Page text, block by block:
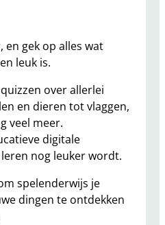
en gek op alles wat
leuk is.
over allerlei
en dieren tot vlaggen,
veel meer.
digitale
nog leuker wordt.
spelenderwijs je
dingen te ontdekken